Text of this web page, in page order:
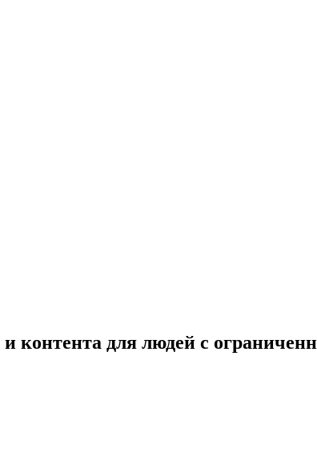
контента для людей с